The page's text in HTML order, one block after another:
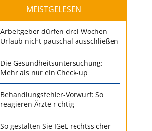
MEISTGELESEN
Arbeitgeber dürfen drei Wochen
Urlaub nicht pauschal ausschließen
Die Gesundheitsuntersuchung:
Mehr als nur ein Check-up
Behandlungsfehler-Vorwurf: So
reagieren Ärzte richtig
So gestalten Sie IGeL rechtssicher